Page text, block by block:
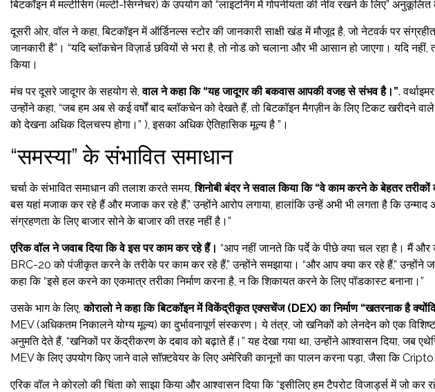
बिटकॉइन में मल्टीसिग (मल्टी-सिग्नेचर) के उपयोग को “लाइटनिंग में गोपनीयता की नींव रखने के लिए” अनुकूलित
दूसरी ओर, वॉल ने कहा, बिटकॉइन में ऑर्डिनल्स स्टोर की जानकारी साक्षी खंड में मौजूद है, जो नेटवर्क पर
जानकारी है”। “यदि ब्लॉकचेन विज़ार्ड छवियों से भरा है, तो नोड को चलाना और भी आसान हो जाएगा। यदि
किया।
मंच पर दूसरे जादूगर के सहयोग से,वाल ने कहा कि “यह जादूगर की बकवास आपकी वजह से संभव है।”.
उन्होंने कहा, “जब हम अब से कई वर्षों बाद ब्लॉकचेन को देखते हैं, तो बिटकॉइन मैगज़ीन के लिए टिकट खरीदने
को देखना अधिक दिलचस्प होगा।” ), इसका अधिक ऐतिहासिक मूल्य है ”।
“समस्या” के संभावित समाधान
चर्चा के संभावित समाधान की तलाश करते समय,शिनोबी बंदर ने सवाल किया कि “वे काम करने के बेहतर
बस यहां मजाक कर रहे हैं और मजाक कर रहे हैं,” उन्होंने आरोप लगाया, हालांकि उन्हें अभी भी लगता है कि उन्माद
संग्रहणता के लिए बाजार सोने के बाजार की तरह नहीं है।”
एरिक वॉल ने जवाब दिया कि वे इस पर काम कर रहे हैं। “आप नहीं जानते कि पर्दे के पीछे क्या चल रहा है। मैं और
BRC-20 को पंजीकृत करने के तरीके पर काम कर रहे हैं,” उन्होंने समझाया। “और आप क्या कर रहे हैं,” उन्होंने
कहा कि “इसे हल करने का एकमात्र तरीका निर्माण करना है, न कि शिकायत करने के लिए पॉडकास्ट बनाना।”
उसके भाग के लिए,कोरालो ने कहा कि बिटकॉइन में विकेंद्रीकृत एक्सचेंज (DEX) का निर्माण “खतरनाक है
MEV (अधिकतम निकालने योग्य मूल्य) का दुर्भावनापूर्ण संस्करण। ये तंत्र, जो खनिकों को लेनदेन को एक
अनुमति देते हैं, “खनिकों पर केंद्रीकरण के दबाव को बढ़ाते हैं।” यह देखा गया था, उन्होंने आश्वासन दिया, जब
MEV के लिए उपयोग किए जाने वाले सॉफ़्टवेयर के लिए अमेरिकी कानूनों का पालन करना पड़ा, जैसा कि
एरिक वॉल ने कोरलो की चिंता को साझा किया और आश्वासन दिया कि “इसीलिए हम टैपरोट विजार्ड्स में जो कर